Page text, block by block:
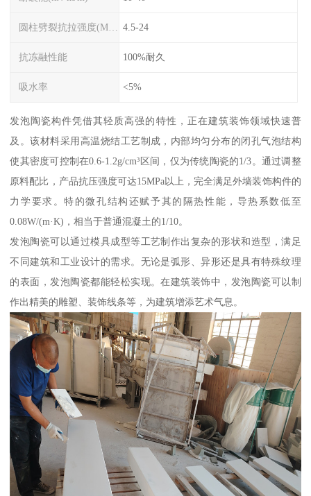
圆柱劈裂抗拉强度(MPa) 4.5-24
抗冻融性能 100%耐久
吸水率 <5%
发泡陶瓷构件凭借其轻质高强的特性，正在建筑装饰领域快速普
及。该材料采用高温烧结工艺制成，内部均匀分布的闭孔气泡结构
使其密度可控制在0.6-1.2g/cm³区间，仅为传统陶瓷的1/3。通过调整
原料配比，产品抗压强度可达15MPa以上，完全满足外墙装饰构件的
力学要求。特的微孔结构还赋予其的隔热性能，导热系数低至
0.08W/(m·K)，相当于普通混凝土的1/10。
发泡陶瓷可以通过模具成型等工艺制作出复杂的形状和造型，满足
不同建筑和工业设计的需求。无论是弧形、异形还是具有特殊纹理
的表面，发泡陶瓷都能轻松实现。在建筑装饰中，发泡陶瓷可以制
作出精美的雕塑、装饰线条等，为建筑增添艺术气息。